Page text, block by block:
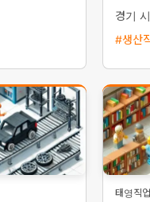
경기
#생산
태영직